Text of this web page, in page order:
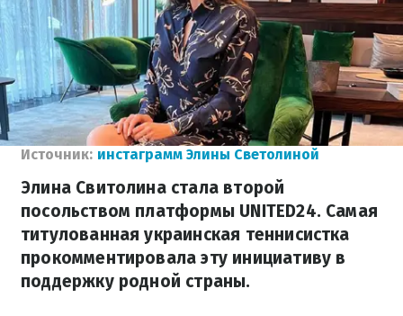
Источник: инстаграмм Элины Светолиной
Элина Свитолина стала второй
посольством платформы UNITED24. Самая
титулованная украинская теннисистка
прокомментировала эту инициативу в
поддержку родной страны.